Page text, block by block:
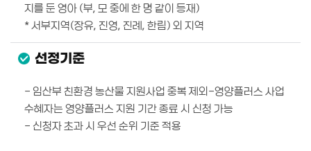
지를 둔 영아 (부, 모 중에 한 명 같이 등재)
* 서부지역(장유, 진영, 진례, 한림) 외 지역
선정기준
- 임산부 친환경 농산물 지원사업 중복 제외-영양플러스 사업
수혜자는 영양플러스 지원 기간 종료 시 신청 가능
- 신청자 초과 시 우선 순위 기준 적용